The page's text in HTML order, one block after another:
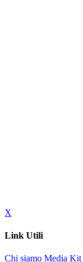
X
Link Utili
Chi siamo Media Kit